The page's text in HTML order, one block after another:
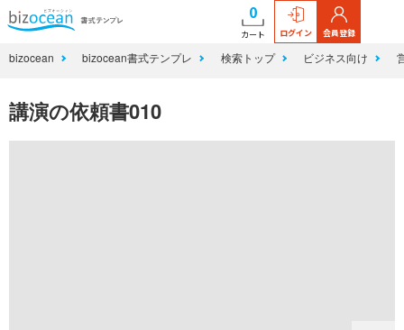
0
カート ログイン 会員登録
bizocean bizocean書式テンプレ 検索トップ ビジネス向け
講演の依頼書010